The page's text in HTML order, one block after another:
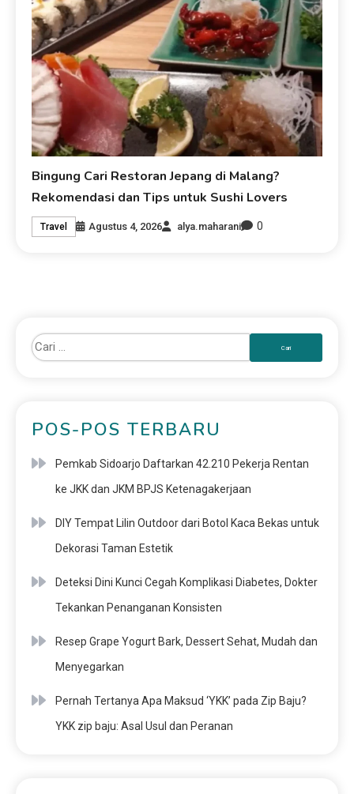
Bingung Cari Restoran Jepang di Malang?
Rekomendasi dan Tips untuk Sushi Lovers
Travel Agustus 4, 2026 alya.maharani 0
POS-POS TERBARU
Pemkab Sidoarjo Daftarkan 42.210 Pekerja Rentan
ke JKK dan JKM BPJS Ketenagakerjaan
DIY Tempat Lilin Outdoor dari Botol Kaca Bekas untuk
Dekorasi Taman Estetik
Deteksi Dini Kunci Cegah Komplikasi Diabetes, Dokter
Tekankan Penanganan Konsisten
Resep Grape Yogurt Bark, Dessert Sehat, Mudah dan
Menyegarkan
Pernah Tertanya Apa Maksud ‘YKK’ pada Zip Baju?
YKK zip baju: Asal Usul dan Peranan